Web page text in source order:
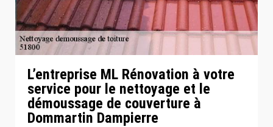
L’entreprise ML Rénovation à votre
service pour le nettoyage et le
démoussage de couverture à
Dommartin Dampierre